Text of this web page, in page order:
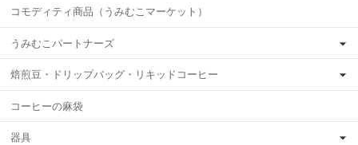
コモディティ商品（うみむこマーケット）
うみむこパートナーズ
焙煎豆・ドリップバッグ・リキッドコーヒー
コーヒーの麻袋
器具